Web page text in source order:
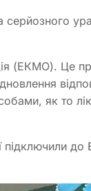
серйозного
(ЕКМО). Це
як то
підключили